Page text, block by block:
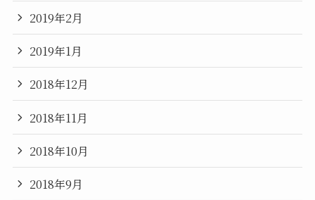
2019年2月
2019年1月
2018年12月
2018年11月
2018年10月
2018年9月